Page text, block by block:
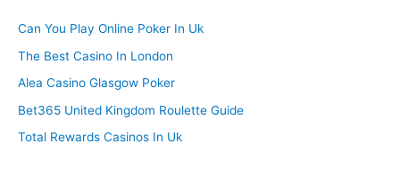
h
f
o
Can You Play Online Poker In Uk
The Best Casino In London
Alea Casino Glasgow Poker
Bet365 United Kingdom Roulette Guide
Total Rewards Casinos In Uk